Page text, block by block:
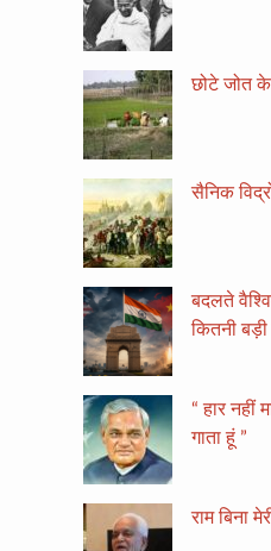
छोटे जोत के
सैनिक
बदलते
कितनी बड़ी
“ हार नहीं
गाता हूं ”
राम बिना